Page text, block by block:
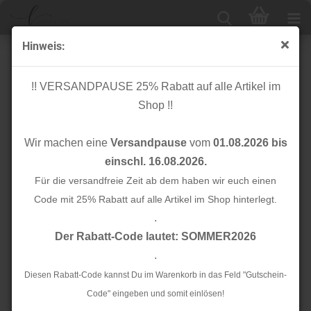
Hinweis:
!! VERSANDPAUSE 25% Rabatt auf alle Artikel im
Shop !!
Wir machen eine Versandpausevom 01.08.2026 bis
einschl. 16.08.2026.
Für die versandfreie Zeit ab dem haben wir euch einen
Code mit 25% Rabatt auf alle Artikel im Shop hinterlegt.
.
Der Rabatt-Code lautet: SOMMER2026
.
Diesen Rabatt-Code kannst Du im Warenkorb in das Feld "Gutschein-
Code" eingeben und somit einlösen!
Baumwoll Leinen - Check Glitzer - black silver